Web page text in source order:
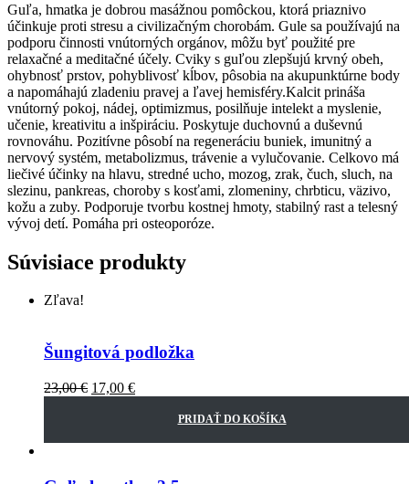
Guľa, hmatka je dobrou masážnou pomôckou, ktorá priaznivo
účinkuje proti stresu a civilizačným chorobám. Gule sa používajú na
podporu činnosti vnútorných orgánov, môžu byť použité pre
relaxačné a meditačné účely. Cviky s guľou zlepšujú krvný obeh,
ohybnosť prstov, pohyblivosť kĺbov, pôsobia na akupunktúrne body
a napomáhajú zladeniu pravej a ľavej hemisféry.Kalcit prináša
vnútorný pokoj, nádej, optimizmus, posilňuje intelekt a myslenie,
učenie, kreativitu a inšpiráciu. Poskytuje duchovnú a duševnú
rovnováhu. Pozitívne pôsobí na regeneráciu buniek, imunitný a
nervový systém, metabolizmus, trávenie a vylučovanie. Celkovo má
liečivé účinky na hlavu, stredné ucho, mozog, zrak, čuch, sluch, na
slezinu, pankreas, choroby s kosťami, zlomeniny, chrbticu, väzivo,
kožu a zuby. Podporuje tvorbu kostnej hmoty, stabilný rast a telesný
vývoj detí. Pomáha pri osteoporóze.
Súvisiace produkty
Zľava!
Šungitová podložka
23,00€ 17,00 €
PRIDAŤ DO KOŠÍKA